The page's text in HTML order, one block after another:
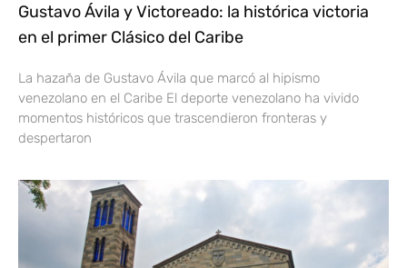
Gustavo Ávila y Victoreado: la histórica victoria
en el primer Clásico del Caribe
La hazaña de Gustavo Ávila que marcó al hipismo
venezolano en el Caribe El deporte venezolano ha vivido
momentos históricos que trascendieron fronteras y
despertaron